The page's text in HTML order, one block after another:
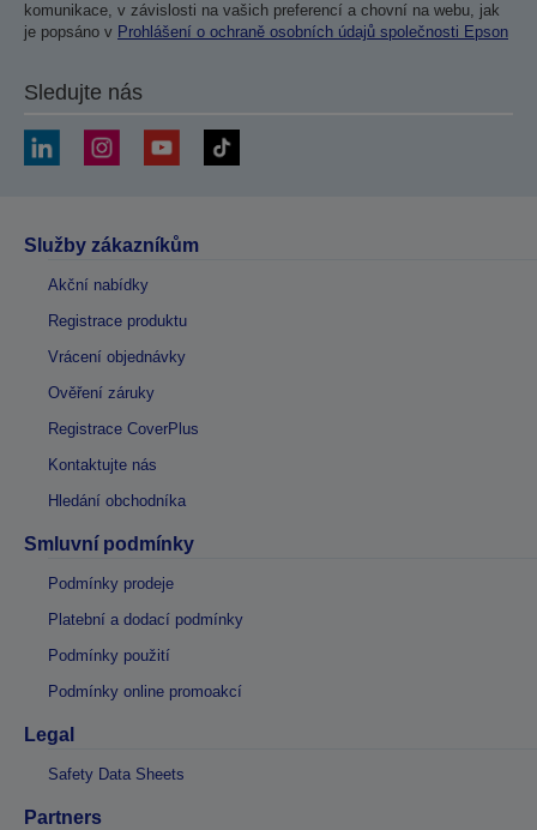
komunikace, v závislosti na vašich preferencí a chovní na webu, jak
je popsáno v Prohlášení o ochraně osobních údajů společnosti Epson
Sledujte nás
Služby zákazníkům
Akční nabídky
Registrace produktu
Vrácení objednávky
Ověření záruky
Registrace CoverPlus
Kontaktujte nás
Hledání obchodníka
Smluvní podmínky
Podmínky prodeje
Platební a dodací podmínky
Podmínky použití
Podmínky online promoakcí
Legal
Safety Data Sheets
Partners